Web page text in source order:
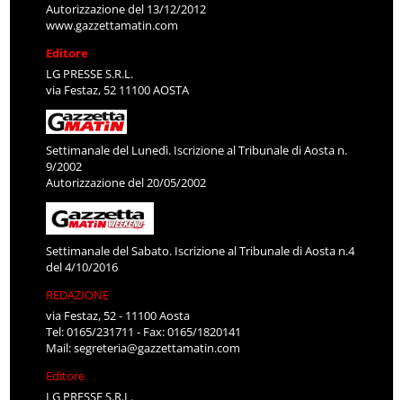
Autorizzazione del 13/12/2012
www.gazzettamatin.com
Editore
LG PRESSE S.R.L.
via Festaz, 52 11100 AOSTA
Settimanale del Lunedì. Iscrizione al Tribunale di Aosta n.
9/2002
Autorizzazione del 20/05/2002
Settimanale del Sabato. Iscrizione al Tribunale di Aosta n.4
del 4/10/2016
REDAZIONE
via Festaz, 52 - 11100 Aosta
Tel: 0165/231711 - Fax: 0165/1820141
Mail:segreteria@gazzettamatin.com
Editore
LG PRESSE S.R.L.